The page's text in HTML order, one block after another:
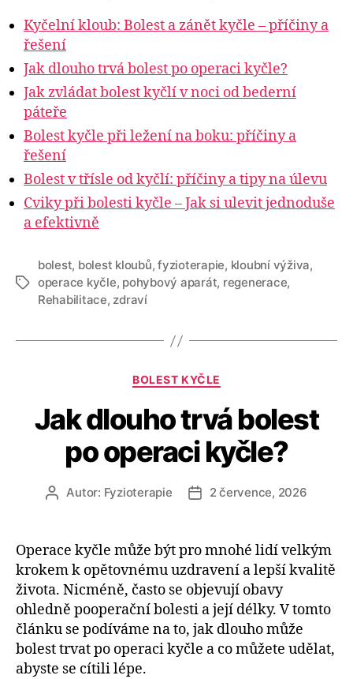
Kyčelní kloub: Bolest a zánět kyčle – příčiny a
řešení
Jak dlouho trvá bolest po operaci kyčle?
Jak zvládat bolest kyčlí v noci od bederní
páteře
Bolest kyčle při ležení na boku: příčiny a
řešení
Bolest v třísle od kyčlí: příčiny a tipy na úlevu
Cviky při bolesti kyčle – Jak si ulevit jednoduše
a efektivně
Štítky
bolest, bolest kloubů,fyzioterapie, kloubní výživa,
operace kyčle, pohybový aparát, regenerace,
Rehabilitace, zdraví
Rubriky
BOLEST KYČLE
Jak dlouho trvá bolest
po operaci kyčle?
AutorAutor: Fyzioterapie
Datum
2 července, 2026
Operace kyčle může být pro mnohé lidí velkým
krokem k opětovnému uzdravení a lepší kvalitě
života. Nicméně, často se objevují obavy
ohledně pooperační bolesti a její délky. V tomto
článku se podíváme na to, jak dlouho může
bolest trvat po operaci kyčle a co můžete udělat,
abyste se cítili lépe.